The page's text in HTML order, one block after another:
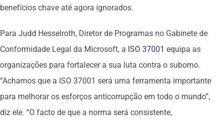
benefícios chave até agora ignorados.
Para Judd Hesselroth, Diretor de Programas no Gabinete de
Conformidade Legal da Microsoft, a ISO 37001 equipa as
organizações para fortalecer a sua luta contra o suborno.
“Achamos que a ISO 37001 será uma ferramenta importante
para melhorar os esforços anticorrupção em todo o mundo”,
diz ele. “O facto de que a norma será consistente,